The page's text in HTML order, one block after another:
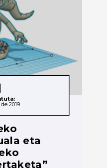
2019
eta